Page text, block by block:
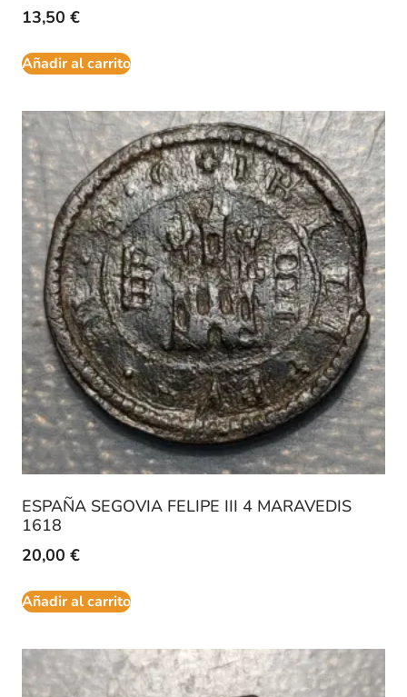
13,50 €
Añadir al carrito
ESPAÑA SEGOVIA FELIPE III 4 MARAVEDIS
1618
20,00 €
Añadir al carrito